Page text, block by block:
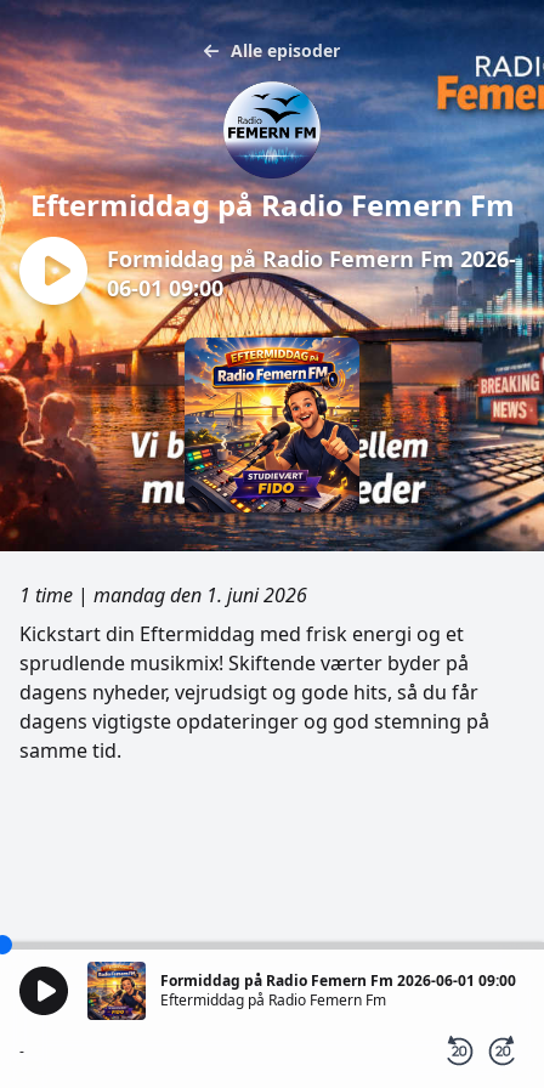
Alle episoder
Eftermiddag på Radio Femern Fm
Formiddag på Radio Femern Fm 2026-
06-01 09:00
1 time | mandag den 1. juni 2026
Kickstart din Eftermiddag med frisk energi og et
sprudlende musikmix! Skiftende værter byder på
dagens nyheder, vejrudsigt og gode hits, så du får
dagens vigtigste opdateringer og god stemning på
samme tid.
Formiddag på Radio Femern Fm 2026-06-01 09:00
Eftermiddag på Radio Femern Fm
-